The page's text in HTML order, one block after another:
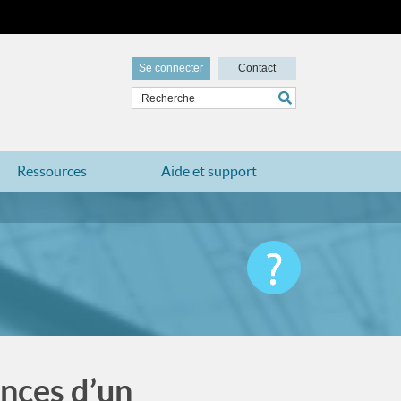
Se connecter Contact
Ressources Aide et support
d’un